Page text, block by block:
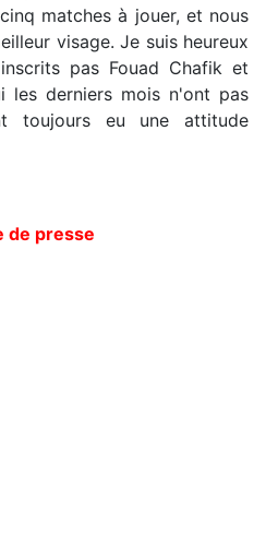
matches à jouer, et nous
visage. Je suis heureux
pas Fouad Chafik et
les derniers mois n'ont pas
toujours eu une attitude
de presse